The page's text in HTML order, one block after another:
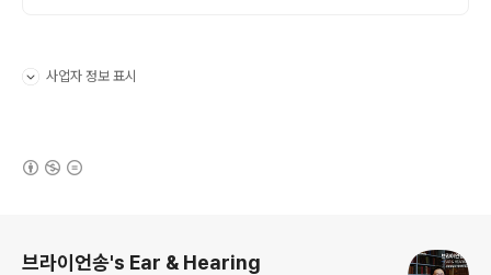
사업자 정보 표시
브라이언송's Ear & Hearing